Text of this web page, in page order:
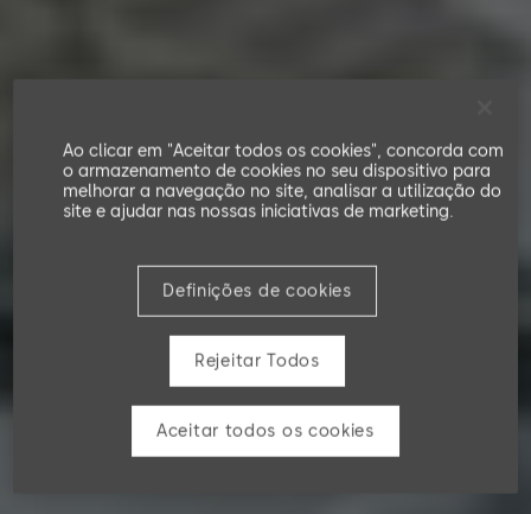
Ao clicar em "Aceitar todos os cookies", concorda com
o armazenamento de cookies no seu dispositivo para
melhorar a navegação no site, analisar a utilização do
site e ajudar nas nossas iniciativas de marketing.
Definições de cookies
Rejeitar Todos
Aceitar todos os cookies